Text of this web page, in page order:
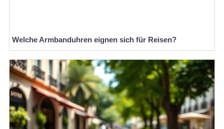
Welche Armbanduhren eignen sich für Reisen?